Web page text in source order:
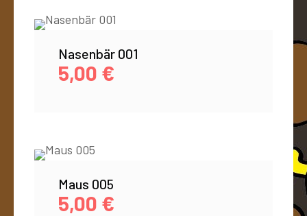
Nasenbär 001
5,00 €
Maus 005
5,00 €